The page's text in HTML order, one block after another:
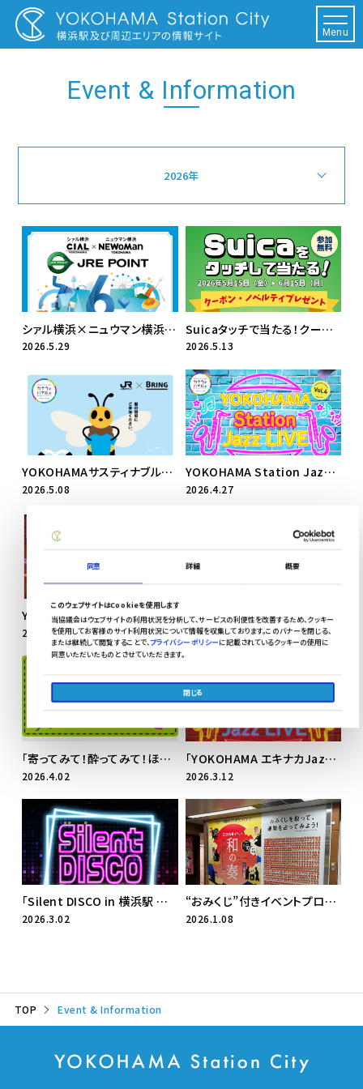
同意 詳細 概要
このウェブサイトはCookieを使用します
当協議会はウェブサイトの利用状況を分析して、サービスの利便性を改善するため、クッキー
を使用してお客様のサイト利用状況について情報を収集しております。このバナーを閉じる、
または継続して閲覧することで、プライバシーポリシーに記載されているクッキーの使用に
同意いただいたものとさせていただきます。
閉じる
Menu
Event & Information
2026年
シァル横浜×ニュウマン横浜 6周年を記念して、初の2施設合同キャンペーン！
2026.5.29
Suicaタッチで当たる！クーポン・ノベルティプレゼント！
2026.5.13
YOKOHAMAサスティナブルStation 不用衣類の回収キャンペーン第13弾を実施！
2026.5.08
YOKOHAMA Station Jazz LIVE Vol.4開催
2026.4.27
YOKOHAMA エキナカ Jazz LIVE Vol.8開催
2026.4.27
【事前予約制】うみそら親子ヨガ開催！
2026.4.27
「寄ってみて！酔ってみて！ほろ酔いエキタグスタンプラリー」開催
2026.4.02
「YOKOHAMA エキナカJazz LIVE Vol.7」 開催
2026.3.12
「Silent DISCO in 横浜駅 ‐没入型ミュージック体験イベント‐」 開催
2026.3.02
“おみくじ”付きイベントプロモーションボード
2026.1.08
TOP Event & Information